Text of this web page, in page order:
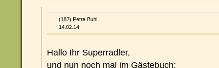
(182) Petra Buhl
14.02.14
Hallo Ihr Superradler,
und nun noch mal im Gästebuch: